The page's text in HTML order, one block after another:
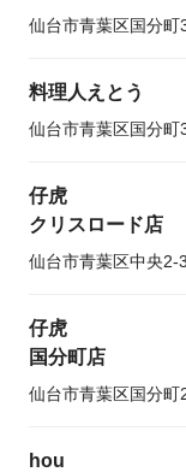
仙台市青葉区国分町
料理人えとう
仙台市青葉区国分
仔虎
クリスロード店
仙台市青葉区中央2-
仔虎
国分町店
仙台市青葉区国分
hou